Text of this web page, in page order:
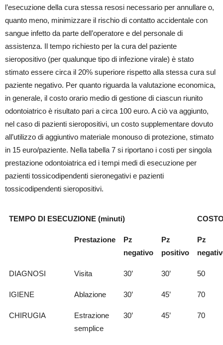
l’esecuzione della cura stessa resosi necessario per annullare o,
quanto meno, minimizzare il rischio di contatto accidentale con
sangue infetto da parte dell’operatore e del personale di
assistenza. Il tempo richiesto per la cura del paziente
sieropositivo (per qualunque tipo di infezione virale) è stato
stimato essere circa il 20% superiore rispetto alla stessa cura sul
paziente negativo. Per quanto riguarda la valutazione economica,
in generale, il costo orario medio di gestione di ciascun riunito
odontoiatrico è risultato pari a circa 100 euro. A ciò va aggiunto,
nel caso di pazienti sieropositivi, un costo supplementare dovuto
all’utilizzo di aggiuntivo materiale monouso di protezione, stimato
in 15 euro/paziente. Nella tabella 7 si riportano i costi per singola
prestazione odontoiatrica ed i tempi medi di esecuzione per
pazienti tossicodipendenti sieronegativi e pazienti
tossicodipendenti sieropositivi.
TEMPO DI ESECUZIONE (minuti)
Prestazione
Pz
negativo
Pz
positivo
Pz
DIAGNOSI Visita 30’ 30’ 50
IGIENE Ablazione 30’ 45’ 70
CHIRUGIA
Estrazione
semplice
30’ 45’ 70